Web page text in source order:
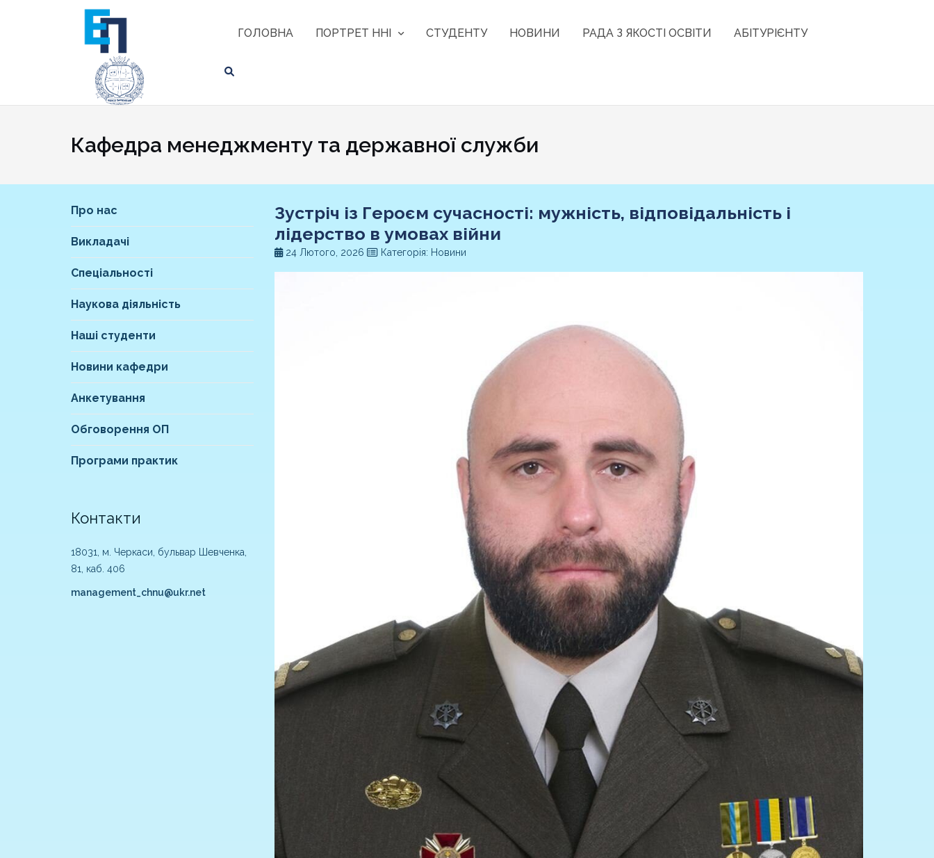
ГОЛОВНА ПОРТРЕТ ННІ СТУДЕНТУ НОВИНИ РАДА З ЯКОСТІ ОСВІТИ АБІТУРІЄНТУ
Кафедра менеджменту та державної служби
Про нас
Викладачі
Спеціальності
Наукова діяльність
Наші студенти
Новини кафедри
Анкетування
Обговорення ОП
Програми практик
Контакти
18031, м. Черкаси, бульвар Шевченка,
81, каб. 406
management_chnu@ukr.net
Зустріч із Героєм сучасності: мужність, відповідальність і
лідерство в умовах війни
24 Лютого, 2026 Категорія: Новини